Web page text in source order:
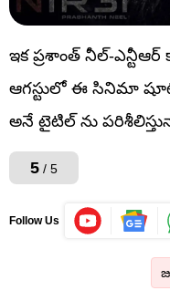
ఇక ప్రశాంత్ నీల్-
ఆగస్టులో ఈ సినిమా
అనే టైటిల్ ను
5 / 5
Follow Us